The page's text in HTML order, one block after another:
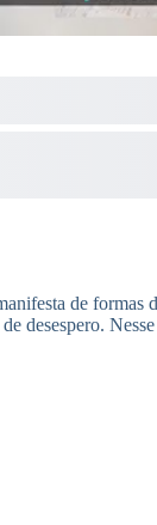
de
desespero.